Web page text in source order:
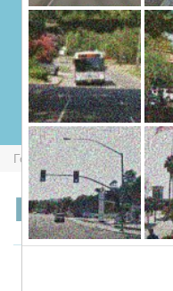
Головна Бензинові
EnerSol